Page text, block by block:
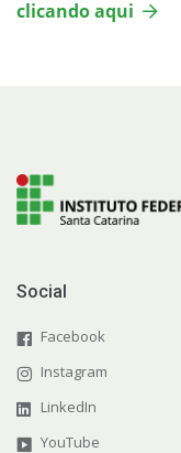
clicando aqui
Social
Facebook
Instagram
LinkedIn
YouTube